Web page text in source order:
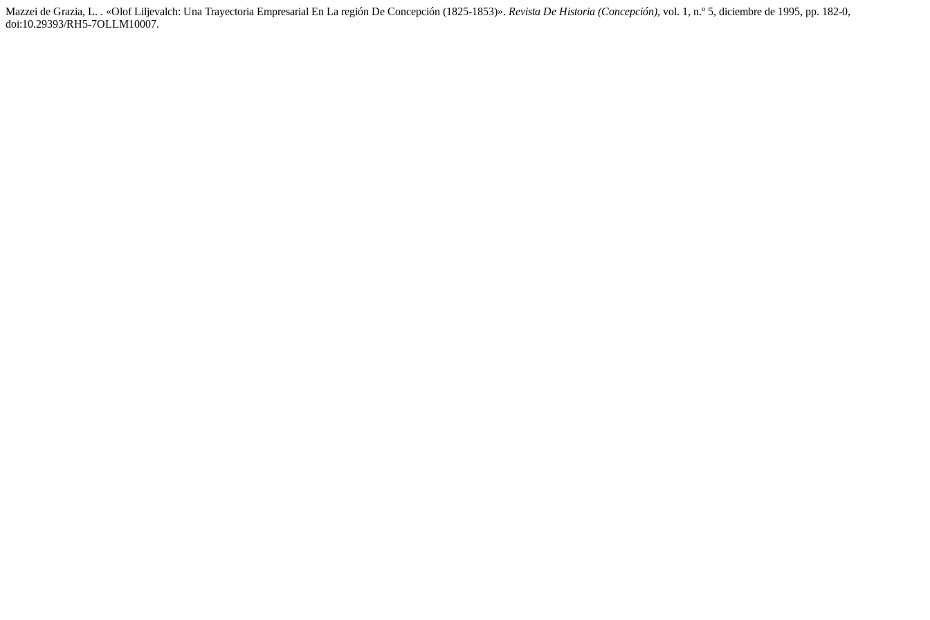
Mazzei de Grazia, L. . «Olof Liljevalch: Una Trayectoria Empresarial En La región De Concepción (1825-1853)». Revista De Historia (Concepción), vol. 1, n.º 5, diciembre de 1995, pp. 182-0,
doi:10.29393/RH5-7OLLM10007.